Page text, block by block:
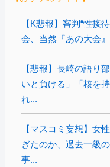
【K悲報】審判“性接
会、当然『あの大会
【悲報】長崎の語り
いと負ける」「核を
れ...
【マスコミ妄想】女
ぎたのか、過去一級
事...